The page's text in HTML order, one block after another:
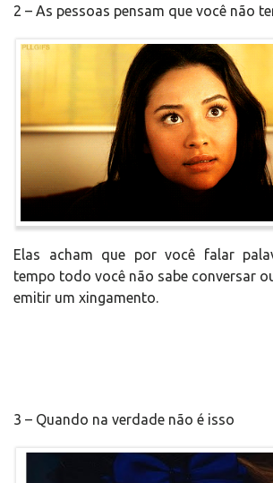
2 – As pessoas pensam que você não
Elas acham que por você falar
tempo todo você não sabe conversar
emitir um xingamento.
3 – Quando na verdade não é isso